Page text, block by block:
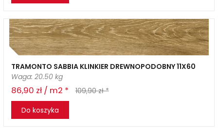
TRAMONTO SABBIA KLINKIER DREWNOPODOBNY 11X60
Waga: 20.50 kg
86,90 zł / m2 *
109,90 zł *
Do koszyka